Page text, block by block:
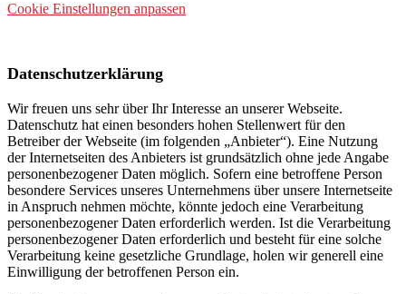
Cookie Einstellungen anpassen
Datenschutzerklärung
Wir freuen uns sehr über Ihr Interesse an unserer Webseite.
Datenschutz hat einen besonders hohen Stellenwert für den
Betreiber der Webseite (im folgenden „Anbieter“). Eine Nutzung
der Internetseiten des Anbieters ist grundsätzlich ohne jede Angabe
personenbezogener Daten möglich. Sofern eine betroffene Person
besondere Services unseres Unternehmens über unsere Internetseite
in Anspruch nehmen möchte, könnte jedoch eine Verarbeitung
personenbezogener Daten erforderlich werden. Ist die Verarbeitung
personenbezogener Daten erforderlich und besteht für eine solche
Verarbeitung keine gesetzliche Grundlage, holen wir generell eine
Einwilligung der betroffenen Person ein.